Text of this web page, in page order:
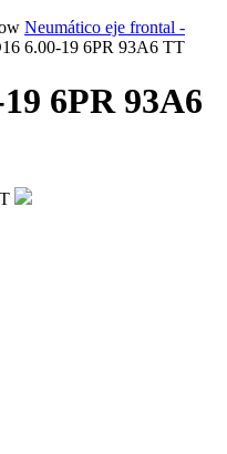
Neumático eje frontal -
6.00-19 6PR 93A6 TT
6PR 93A6